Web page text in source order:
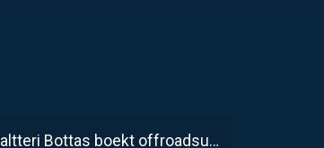
Valtteri Bottas boekt offroadsucces op de fiets tijdens F1-zomerstop